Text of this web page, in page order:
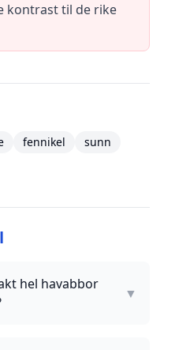
kontrast til de rike
fennikel
sunn
hel havabbor
▼